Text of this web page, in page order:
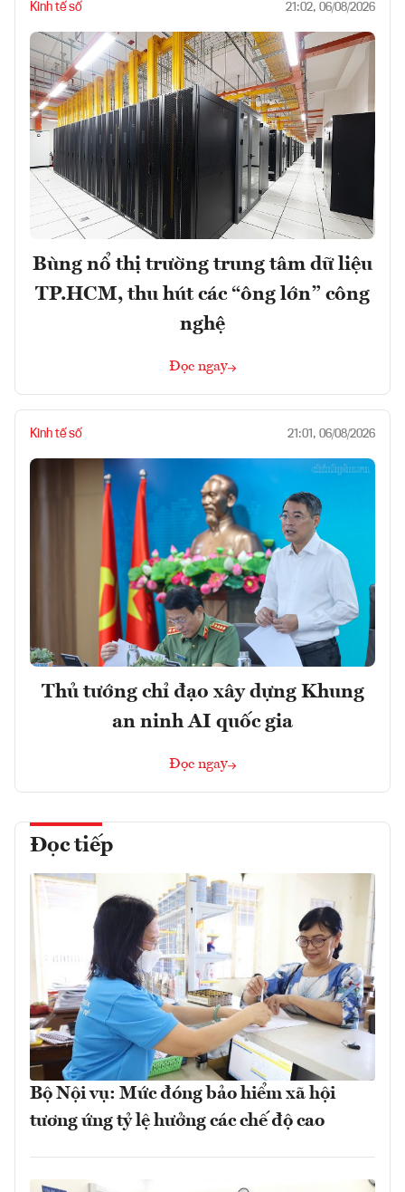
Kinh tế số 21:02, 06/08/2026
Bùng nổ thị trường trung tâm dữ liệu
TP.HCM, thu hút các “ông lớn” công
nghệ
Đọc ngay
Kinh tế số 21:01, 06/08/2026
Thủ tướng chỉ đạo xây dựng Khung
an ninh AI quốc gia
Đọc ngay
Đọc tiếp
Bộ Nội vụ: Mức đóng bảo hiểm xã hội
tương ứng tỷ lệ hưởng các chế độ cao